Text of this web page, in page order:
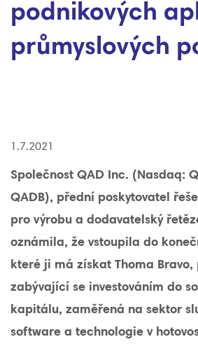
podnikových
průmyslových
1.7.2021
Společnost QAD Inc. (Nasdaq:
QADB), přední poskytovatel
pro výrobu a dodavatelský
oznámila, že vstoupila do
které ji má získat Thoma
zabývající se investováním do
kapitálu, zaměřená na sektor
software a technologie v